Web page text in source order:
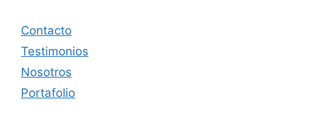
Contacto
Testimonios
Nosotros
Portafolio